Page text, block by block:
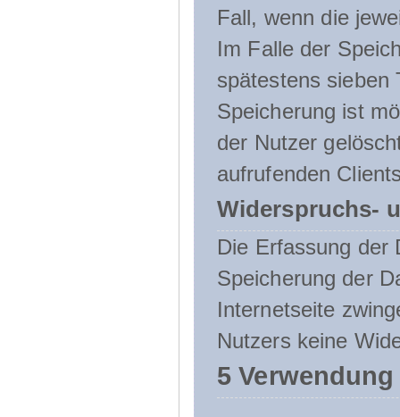
Fall, wenn die
Im Falle der
spätestens sieben
Speicherung ist
der Nutzer
aufrufenden
Widerspruchs-
Die Erfassung der
Speicherung der
Internetseite
Nutzers keine
5